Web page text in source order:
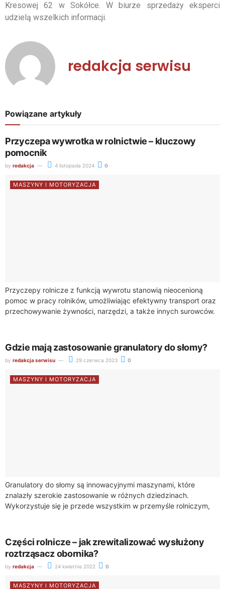
Kresowej 62 w Sokółce. W biurze sprzedaży eksperci
udzielą wszelkich informacji.
redakcja serwisu
Powiązane artykuły
Przyczepa wywrotka w rolnictwie – kluczowy
pomocnik
by redakcja 4 listopada 2024 0
MASZYNY I MOTORYZACJA
Przyczepy rolnicze z funkcją wywrotu stanowią nieocenioną
pomoc w pracy rolników, umożliwiając efektywny transport oraz
przechowywanie żywności, narzędzi, a także innych surowców.
Gdzie mają zastosowanie granulatory do słomy?
by redakcja serwisu 29 czerwca 2023 0
MASZYNY I MOTORYZACJA
Granulatory do słomy są innowacyjnymi maszynami, które
znalazły szerokie zastosowanie w różnych dziedzinach.
Wykorzystuje się je przede wszystkim w przemyśle rolniczym,
Części rolnicze – jak zrewitalizować wysłużony
roztrząsacz obornika?
by redakcja 24 kwietnia 2022 0
MASZYNY I MOTORYZACJA